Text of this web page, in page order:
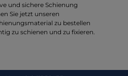
und sichere Schienung
Sie jetzt unseren
zu bestellen
zu schienen und zu fixieren.